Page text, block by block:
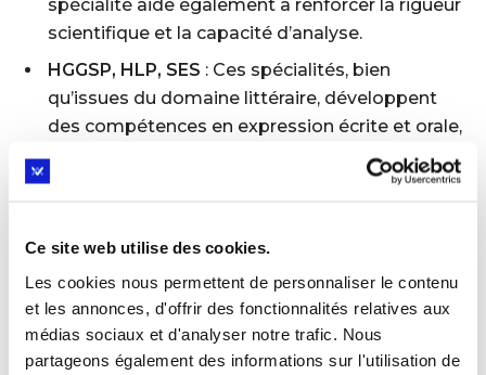
Ce site web utilise des cookies.
Les cookies nous permettent de personnaliser le contenu
et les annonces, d'offrir des fonctionnalités relatives aux
médias sociaux et d'analyser notre trafic. Nous
partageons également des informations sur l'utilisation de
spécialité aide également à renforcer la rigueur
scientifique et la capacité d’analyse.
HGGSP, HLP, SES : Ces spécialités, bien
qu’issues du domaine littéraire, développent
des compétences en expression écrite et orale,
réflexion et argumentation, essentielles pour
réussir en STAPS.
Les spécialités à privilégier en
Terminale
En Terminale, il est préférable de maintenir les
spécialités les plus en adéquation avec le